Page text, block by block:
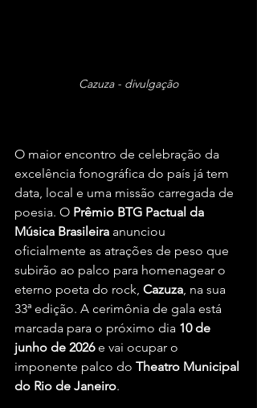
Cazuza - divulgação
O maior encontro de celebração da
excelência fonográfica do país já tem
data, local e uma missão carregada de
poesia. O Prêmio BTG Pactual da
Música Brasileira anunciou
oficialmente as atrações de peso que
subirão ao palco para homenagear o
eterno poeta do rock, Cazuza, na sua
33ª edição. A cerimônia de gala está
marcada para o próximo dia 10 de
junho de 2026 e vai ocupar o
imponente palco do Theatro Municipal
do Rio de Janeiro.